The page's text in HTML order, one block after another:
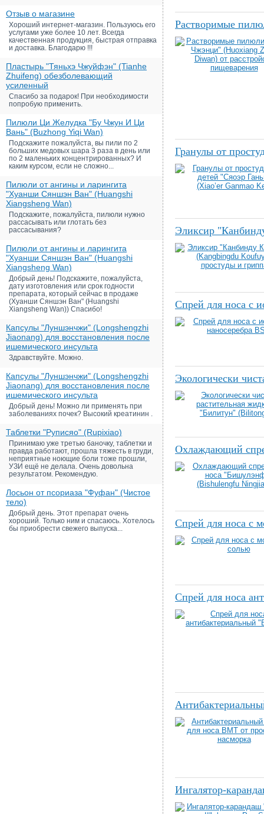
Отзыв о магазине
Хороший интернет-магазин. Пользуюсь его
услугами уже более 10 лет. Всегда
качественная продукция, быстрая отправка
и доставка. Благодарю !!!
Пластырь "Тяньхэ Чжуйфэн" (Tianhe
Zhuifeng) обезболевающий
усиленный
Спасибо за подарок! При необходимости
попробую применить.
Пилюли Ци Желудка "Бу Чжун И Ци
Вань" (Buzhong Yiqi Wan)
Подскажите пожалуйста, вы пили по 2
больших медовых шара 3 раза в день или
по 2 маленьких концентрированных? И
каким курсом, если не сложно...
Пилюли от ангины и ларингита
"Хуанши Сяншэн Ван" (Huangshi
Xiangsheng Wan)
Подскажите, пожалуйста, пилюли нужно
рассасывать или глотать без
рассасывания?
Пилюли от ангины и ларингита
"Хуанши Сяншэн Ван" (Huangshi
Xiangsheng Wan)
Добрый день! Подскажите, пожалуйста,
дату изготовления или срок годности
препарата, который сейчас в продаже
(Хуанши Сяншэн Ван" (Huangshi
Xiangsheng Wan)) Спасибо!
Капсулы "Луншэнчжи" (Longshengzhi
Jiaonang) для восстановления после
ишемического инсульта
Здравствуйте. Можно.
Капсулы "Луншэнчжи" (Longshengzhi
Jiaonang) для восстановления после
ишемического инсульта
Добрый день! Можно ли применять при
заболеваниях почек? Высокий креатинин .
Таблетки "Руписяо" (Rupixiao)
Принимаю уже третью баночку, таблетки и
правда работают, прошла тяжесть в груди,
неприятные ноющие боли тоже прошли,
УЗИ ещё не делала. Очень довольна
результатом. Рекомендую.
Лосьон от псориаза "Фуфан" (Чистое
тело)
Добрый день. Этот препарат очень
хороший. Только ним и спасаюсь. Хотелось
бы приобрести свежего выпуска...
Растворимые
Гранулы от
Эликсир
Спрей для носа с
Экологически
Охлаждающий
Спрей для носа с
Спрей для носа
Ингалятор-